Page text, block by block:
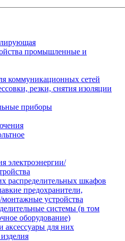
промышленные и
коммуникационных сетей
резки, снятия изоляции
приборы
электроэнергии/
распределительных шкафов
предохранители,
устройства
системы (в том
оборудование)
аксессуары для них